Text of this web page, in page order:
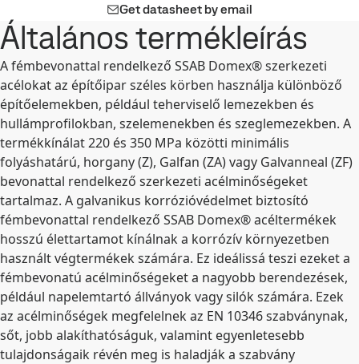
Get datasheet by email
Általános termékleírás
A fémbevonattal rendelkező SSAB Domex® szerkezeti
acélokat az építőipar széles körben használja különböző
építőelemekben, például teherviselő lemezekben és
hullámprofilokban, szelemenekben és szeglemezekben. A
termékkínálat 220 és 350 MPa közötti minimális
folyáshatárú, horgany (Z), Galfan (ZA) vagy Galvanneal (ZF)
bevonattal rendelkező szerkezeti acélminőségeket
tartalmaz. A galvanikus korrózióvédelmet biztosító
fémbevonattal rendelkező SSAB Domex® acéltermékek
hosszú élettartamot kínálnak a korrózív környezetben
használt végtermékek számára. Ez ideálissá teszi ezeket a
fémbevonatú acélminőségeket a nagyobb berendezések,
például napelemtartó állványok vagy silók számára. Ezek
az acélminőségek megfelelnek az EN 10346 szabványnak,
sőt, jobb alakíthatóságuk, valamint egyenletesebb
tulajdonságaik révén meg is haladják a szabvány